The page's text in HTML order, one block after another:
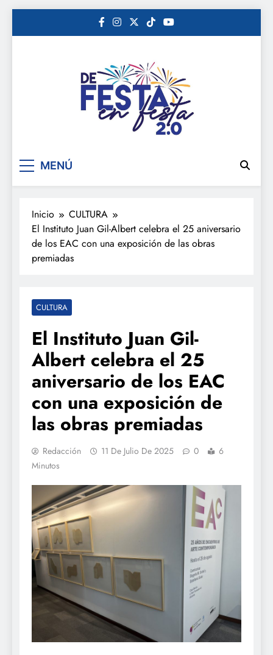
De festa en festa 2.0
MENÚ
Inicio
CULTURA
El Instituto Juan Gil-Albert celebra el 25 aniversario
de los EAC con una exposición de las obras
premiadas
CULTURA
El Instituto Juan Gil-
Albert celebra el 25
aniversario de los EAC
con una exposición de
las obras premiadas
Redacción 11 De Julio De 2025 0
6
Minutos